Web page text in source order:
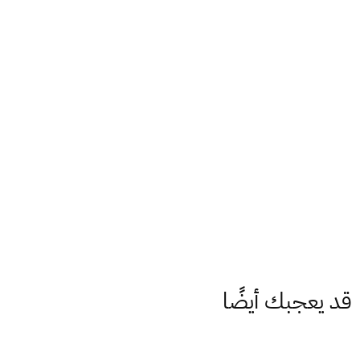
قد يعجبك أيضًا